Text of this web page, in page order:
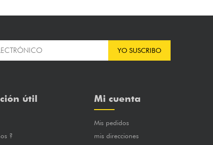
YO SUSCRIBO
útil
?
Mi cuenta
Mis pedidos
mis direcciones